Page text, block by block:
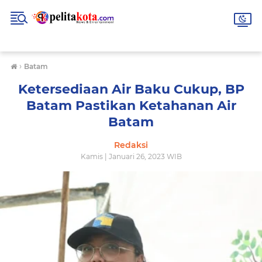
› Batam
Ketersediaan Air Baku Cukup, BP
Batam Pastikan Ketahanan Air
Batam
Redaksi
Kamis | Januari 26, 2023 WIB